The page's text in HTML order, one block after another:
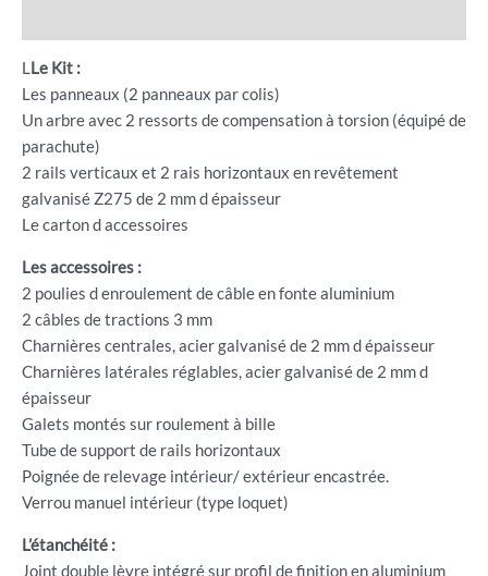
LLe Kit :
Les panneaux (2 panneaux par colis)
Un arbre avec 2 ressorts de compensation à torsion (équipé de
parachute)
2 rails verticaux et 2 rais horizontaux en revêtement
galvanisé Z275 de 2 mm d épaisseur
Le carton d accessoires
Les accessoires :
2 poulies d enroulement de câble en fonte aluminium
2 câbles de tractions 3 mm
Charnières centrales, acier galvanisé de 2 mm d épaisseur
Charnières latérales réglables, acier galvanisé de 2 mm d
épaisseur
Galets montés sur roulement à bille
Tube de support de rails horizontaux
Poignée de relevage intérieur/ extérieur encastrée.
Verrou manuel intérieur (type loquet)
L’étanchéité :
Joint double lèvre intégré sur profil de finition en aluminium